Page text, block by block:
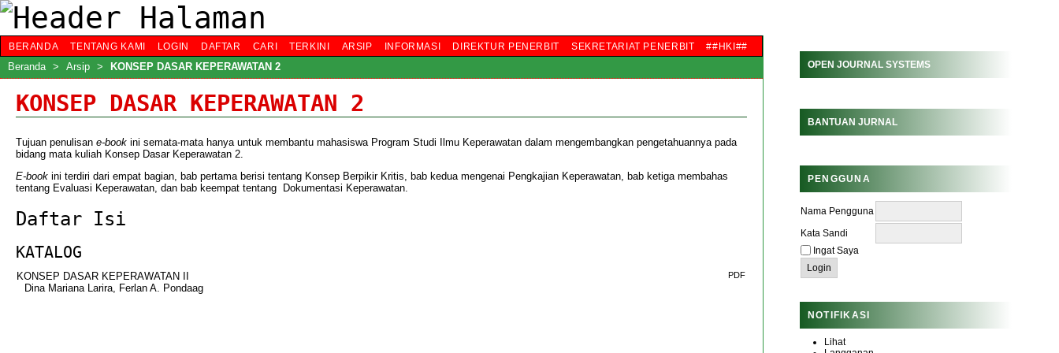
OPEN JOURNAL SYSTEMS
BANTUAN JURNAL
PENGGUNA
Nama Pengguna
Kata Sandi
Ingat Saya
NOTIFIKASI
Lihat
BERANDA TENTANG KAMI LOGIN DAFTAR CARI TERKINI ARSIP INFORMASI DIREKTUR PENERBIT SEKRETARIAT PENERBIT ##HKI##
Beranda > Arsip > KONSEP DASAR KEPERAWATAN 2
KONSEP DASAR KEPERAWATAN 2
Tujuan penulisan e-book ini semata-mata hanya untuk membantu mahasiswa Program Studi Ilmu Keperawatan dalam mengembangkan pengetahuannya pada
bidang mata kuliah Konsep Dasar Keperawatan 2.
E-book ini terdiri dari empat bagian, bab pertama berisi tentang Konsep Berpikir Kritis, bab kedua mengenai Pengkajian Keperawatan, bab ketiga membahas
tentang Evaluasi Keperawatan, dan bab keempat tentang Dokumentasi Keperawatan.
Daftar Isi
KATALOG
KONSEP DASAR KEPERAWATAN II
Dina Mariana Larira, Ferlan A. Pondaag
PDF